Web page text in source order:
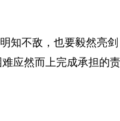
不敌，也要毅然亮剑
应然而上完成承担的责